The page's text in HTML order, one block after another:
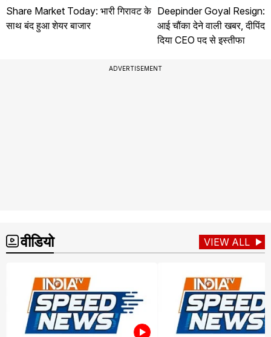
Share Market Today: भारी गिरावट के
साथ बंद हुआ शेयर बाजार
Deepinder Goyal Resign:
आई चौंका देने वाली खबर,
दिया CEO पद से इस्तीफा
ADVERTISEMENT
वीडियो VIEW ALL